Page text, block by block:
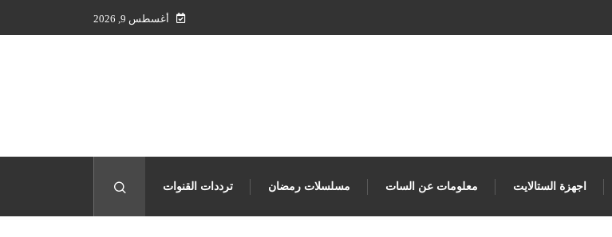
أغسطس 9, 2026
اجهزة الستالايت معلومات عن السات مسلسلات رمضان ترددات القنوات